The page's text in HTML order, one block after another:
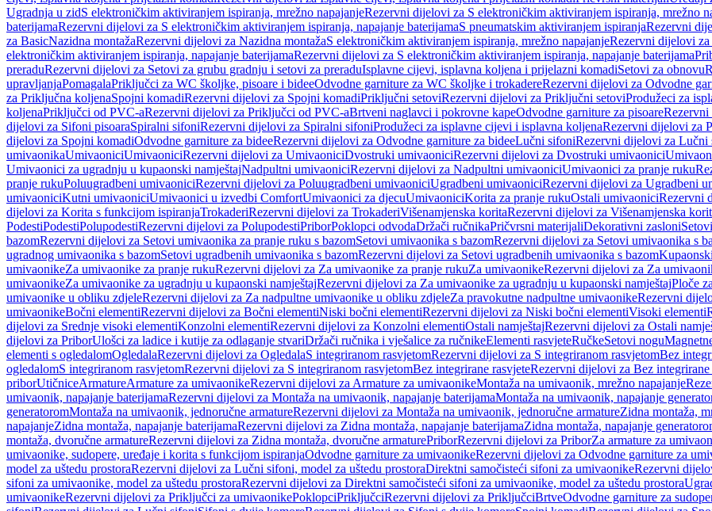
Ugradnja u zidS elektroničkim aktiviranjem ispiranja, mrežno napajanjeRezervni dijelovi za S elektroničkim aktiviranjem ispiranja, mrežno
baterijamaRezervni dijelovi za S elektroničkim aktiviranjem ispiranja, napajanje baterijamaS pneumatskim aktiviranjem ispiranjaRezervni
za BasicNazidna montažaRezervni dijelovi za Nazidna montažaS elektroničkim aktiviranjem ispiranja, mrežno napajanjeRezervni dijelovi
elektroničkim aktiviranjem ispiranja, napajanje baterijamaRezervni dijelovi za S elektroničkim aktiviranjem ispiranja, napajanje baterijama
preraduRezervni dijelovi za Setovi za grubu gradnju i setovi za preraduIsplavne cijevi, isplavna koljena i prijelazni komadiSetovi za obnovu
upravljanjaPomagalaPriključci za WC školjke, pisoare i bideeOdvodne garniture za WC školjke i trokadereRezervni dijelovi za Odvodne
za Priključna koljenaSpojni komadiRezervni dijelovi za Spojni komadiPriključni setoviRezervni dijelovi za Priključni setoviProdužeci za
koljenaPriključci od PVC-aRezervni dijelovi za Priključci od PVC-aBrtveni naglavci i pokrovne kapeOdvodne garniture za pisoareRezervni
dijelovi za Sifoni pisoaraSpiralni sifoniRezervni dijelovi za Spiralni sifoniProdužeci za isplavne cijevi i isplavna koljenaRezervni dijelovi za
dijelovi za Spojni komadiOdvodne garniture za bideeRezervni dijelovi za Odvodne garniture za bideeLučni sifoniRezervni dijelovi za Lučni
umivaonikaUmivaoniciUmivaoniciRezervni dijelovi za UmivaoniciDvostruki umivaoniciRezervni dijelovi za Dvostruki umivaonici
Umivaonici za ugradnju u kupaonski namještajNadpultni umivaoniciRezervni dijelovi za Nadpultni umivaoniciUmivaonici za pranje ruku
pranje rukuPoluugradbeni umivaoniciRezervni dijelovi za Poluugradbeni umivaoniciUgradbeni umivaoniciRezervni dijelovi za Ugradbeni
umivaoniciKutni umivaoniciUmivaonici u izvedbi ComfortUmivaonici za djecuUmivaoniciKorita za pranje rukuOstali umivaoniciRezervni
dijelovi za Korita s funkcijom ispiranjaTrokaderiRezervni dijelovi za TrokaderiVišenamjenska koritaRezervni dijelovi za Višenamjenska
PodestiPodestiPolupodestiRezervni dijelovi za PolupodestiPriborPoklopci odvodaDržači ručnikaPričvrsni materijaliDekorativni zasloni
bazomRezervni dijelovi za Setovi umivaonika za pranje ruku s bazomSetovi umivaonika s bazomRezervni dijelovi za Setovi umivaonika s
ugradnog umivaonika s bazomSetovi ugradbenih umivaonika s bazomRezervni dijelovi za Setovi ugradbenih umivaonika s bazom
umivaonikeZa umivaonike za pranje rukuRezervni dijelovi za Za umivaonike za pranje rukuZa umivaonikeRezervni dijelovi za Za
umivaonikeZa umivaonike za ugradnju u kupaonski namještajRezervni dijelovi za Za umivaonike za ugradnju u kupaonski namještajPloče
umivaonike u obliku zdjeleRezervni dijelovi za Za nadpultne umivaonike u obliku zdjeleZa pravokutne nadpultne umivaonikeRezervni
umivaonikeBočni elementiRezervni dijelovi za Bočni elementiNiski bočni elementiRezervni dijelovi za Niski bočni elementiVisoki elementi
dijelovi za Srednje visoki elementiKonzolni elementiRezervni dijelovi za Konzolni elementiOstali namještajRezervni dijelovi za Ostali
dijelovi za PriborUlošci za ladice i kutije za odlaganje stvariDržači ručnika i vješalice za ručnikeElementi rasvjeteRučkeSetovi nogu
elementi s ogledalomOgledalaRezervni dijelovi za OgledalaS integriranom rasvjetomRezervni dijelovi za S integriranom rasvjetomBez
ogledalomS integriranom rasvjetomRezervni dijelovi za S integriranom rasvjetomBez integrirane rasvjeteRezervni dijelovi za Bez integrirane
priborUtičniceArmatureArmature za umivaonikeRezervni dijelovi za Armature za umivaonikeMontaža na umivaonik, mrežno napajanje
umivaonik, napajanje baterijamaRezervni dijelovi za Montaža na umivaonik, napajanje baterijamaMontaža na umivaonik, napajanje
generatoromMontaža na umivaonik, jednoručne armatureRezervni dijelovi za Montaža na umivaonik, jednoručne armatureZidna montaža,
napajanjeZidna montaža, napajanje baterijamaRezervni dijelovi za Zidna montaža, napajanje baterijamaZidna montaža, napajanje
montaža, dvoručne armatureRezervni dijelovi za Zidna montaža, dvoručne armaturePriborRezervni dijelovi za PriborZa armature za
umivaonike, sudopere, uređaje i korita s funkcijom ispiranjaOdvodne garniture za umivaonikeRezervni dijelovi za Odvodne garniture za
model za uštedu prostoraRezervni dijelovi za Lučni sifoni, model za uštedu prostoraDirektni samočisteći sifoni za umivaonikeRezervni
sifoni za umivaonike, model za uštedu prostoraRezervni dijelovi za Direktni samočisteći sifoni za umivaonike, model za uštedu prostora
umivaonikeRezervni dijelovi za Priključci za umivaonikePoklopciPriključciRezervni dijelovi za PriključciBrtveOdvodne garniture za